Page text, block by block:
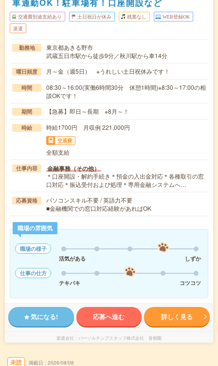
交通費別途支給あり 土日祝日が休み 残業なし WEB登録OK
派遣
勤務地
東京都あきる野市
武蔵五日市駅から徒歩9分／秋川駅から車14分
曜日頻度 月～金（週5日） ※うれしい土日祝休みです！
時間
08:30～16:00(実働6時間30分 休憩1時間)※8:30～17:00の相
談OKです！
期間 【急募】即日～長期 ※8月～！
時給 時給1700円 月収例 221,000円
交通費
全額支給
仕事内容 金融事務（その他）
＊口座開設・解約手続き＊預金の入出金対応＊各種取引の窓
口対応＊振込受付および処理＊専用金融システムへ…
応募資格
パソコンスキル不要 / 英語力不要
■金融機関での窓口対応経験があればOK
職場の雰囲気
職場の様子
活気がある
しずか
仕事の仕方
テキパキ
コツコツ
気になる! 応募へ進む 詳しく見る
派遣会社 パーソルテンプスタッフ株式会社 首都圏
未読 掲載日 2026/08/08